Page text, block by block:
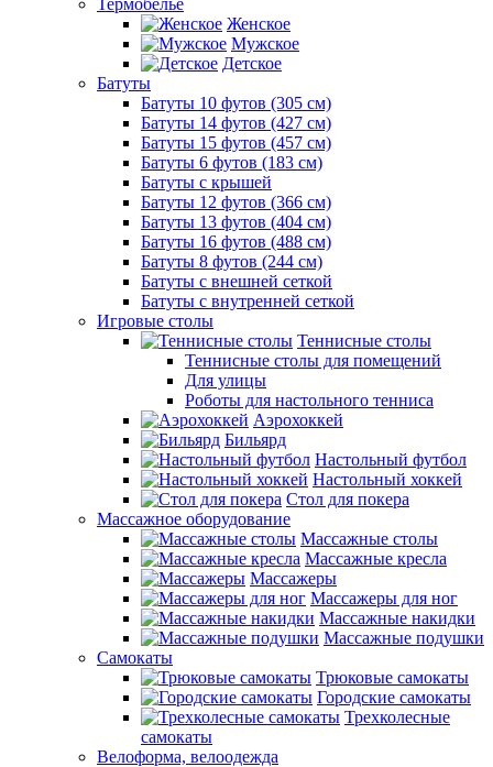
Термобелье
Женское
Мужское
Детское
Батуты
Батуты 10 футов (305 см)
Батуты 14 футов (427 см)
Батуты 15 футов (457 см)
Батуты 6 футов (183 см)
Батуты с крышей
Батуты 12 футов (366 см)
Батуты 13 футов (404 см)
Батуты 16 футов (488 см)
Батуты 8 футов (244 см)
Батуты с внешней сеткой
Батуты с внутренней сеткой
Игровые столы
Теннисные столы
Теннисные столы для помещений
Для улицы
Роботы для настольного тенниса
Аэрохоккей
Бильярд
Настольный футбол
Настольный хоккей
Стол для покера
Массажное оборудование
Массажные столы
Массажные кресла
Массажеры
Массажеры для ног
Массажные накидки
Массажные подушки
Самокаты
Трюковые самокаты
Городские самокаты
Трехколесные
самокаты
Велоформа, велоодежда